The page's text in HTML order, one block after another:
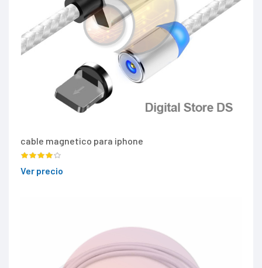
cable magnetico para iphone
Ver precio